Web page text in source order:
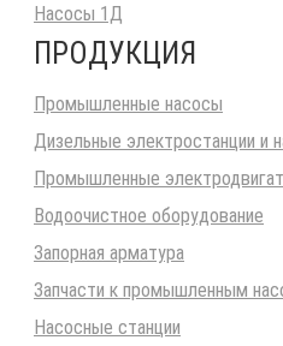
Насосы 1Д
ПРОДУКЦИЯ
Промышленные насосы
Дизельные электростанции и
Промышленные
Водоочистное оборудование
Запорная арматура
Запчасти к промышленным
Насосные станции